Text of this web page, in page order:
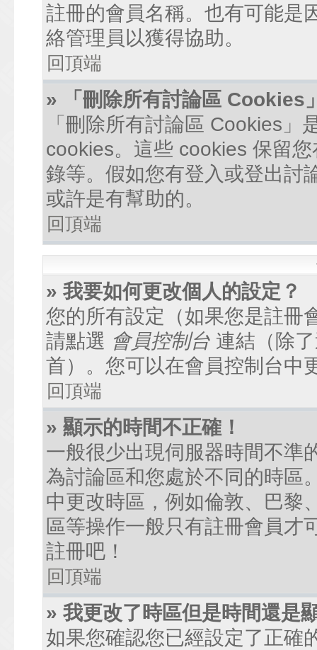
註冊的會員名稱。也有可能是
絡管理員以獲得協助。
回頂端
» 「刪除所有討論區 Cookies
「刪除所有討論區 Cookies
cookies。這些 cookies 保留
錄等。假如您有登入或登出討
或許是有幫助的。
回頂端
» 我要如何更改個人的設定？
您的所有設定（如果您是註冊
請點選 會員控制台 連結（除
首）。您可以在會員控制台中
回頂端
» 顯示的時間不正確！
一般很少出現伺服器時間不準
為討論區和您處於不同的時區
中更改時區，例如倫敦、巴黎
區等操作一般只有註冊會員才
註冊吧！
回頂端
» 我更改了時區但是時間還是
如果您確認您已經設定了正確